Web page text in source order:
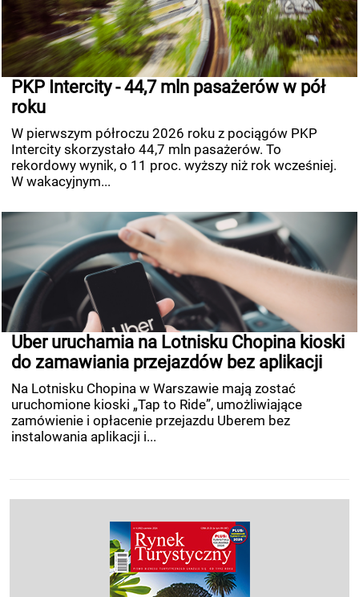
PKP Intercity - 44,7 mln pasażerów w pół
roku
W pierwszym półroczu 2026 roku z pociągów PKP
Intercity skorzystało 44,7 mln pasażerów. To
rekordowy wynik, o 11 proc. wyższy niż rok wcześniej.
W wakacyjnym...
Uber uruchamia na Lotnisku Chopina kioski
do zamawiania przejazdów bez aplikacji
Na Lotnisku Chopina w Warszawie mają zostać
uruchomione kioski „Tap to Ride”, umożliwiające
zamówienie i opłacenie przejazdu Uberem bez
instalowania aplikacji i...